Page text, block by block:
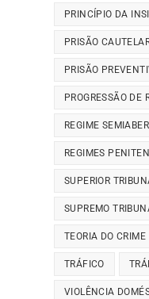
PRINCÍPIO DA
PRISÃO
PRISÃO
PROGRESSÃO DE
REGIME
REGIMES
SUPERIOR
SUPREMO
TEORIA DO CRIME
TRÁFICO
VIOLÊNCIA